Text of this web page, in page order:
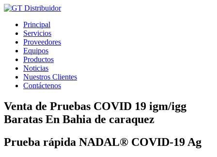
Ir
contenidoPrincipal
Servicios
Proveedores
Equipos
Productos
Noticias
Nuestros Clientes
Contáctenos
Venta de Pruebas COVID 19 igm/igg
Baratas En Bahia de caraquez
Prueba rápida NADAL® COVID-19 Ag